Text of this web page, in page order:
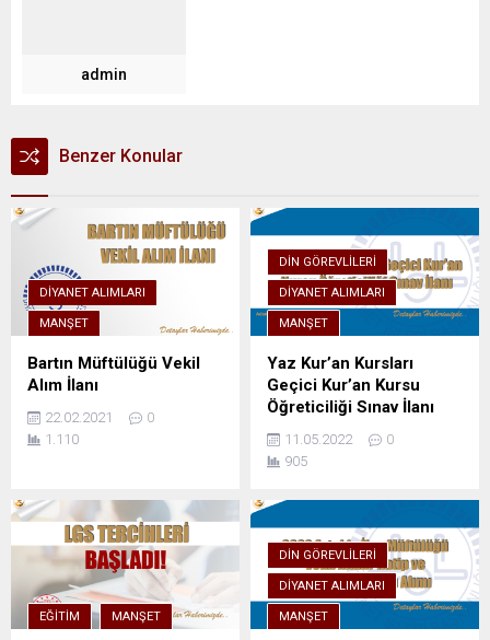
admin
Benzer Konular
DIYANET ALIMLARI
MANŞET
Bartın Müftülüğü Vekil
Alım İlanı
22.02.2021
0
1.110
DIN GÖREVLILERI
DIYANET ALIMLARI
MANŞET
Yaz Kur’an Kursları
Geçici Kur’an Kursu
Öğreticiliği Sınav İlanı
11.05.2022
0
905
EĞITIM MANŞET
DIN GÖREVLILERI
DIYANET ALIMLARI
MANŞET